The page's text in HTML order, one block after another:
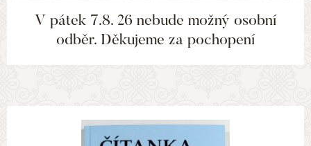
V pátek 7.8. 26 nebude možný osobní
odběr. Děkujeme za pochopení